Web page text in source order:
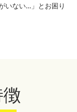
いない…」とお困り